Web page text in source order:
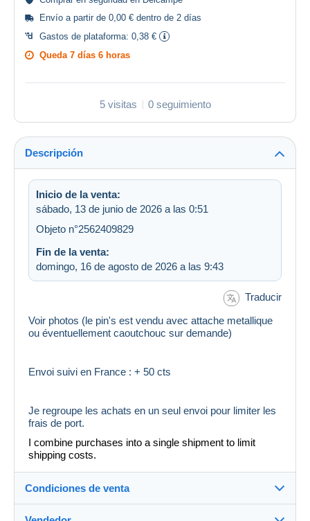
Envío a partir de 0,00 € dentro de 2 días
Gastos de plataforma: 0,38 €
Queda 7 días 6 horas
5 visitas 0 seguimiento
Descripción
Inicio de la venta:
sábado, 13 de junio de 2026 a las 0:51
Objeto n°2562409829
Fin de la venta:
domingo, 16 de agosto de 2026 a las 9:43
Traducir
Voir photos (le pin's est vendu avec attache metallique
ou éventuellement caoutchouc sur demande)
Envoi suivi en France : + 50 cts
Je regroupe les achats en un seul envoi pour limiter les
frais de port.
I combine purchases into a single shipment to limit
shipping costs.
Condiciones de venta